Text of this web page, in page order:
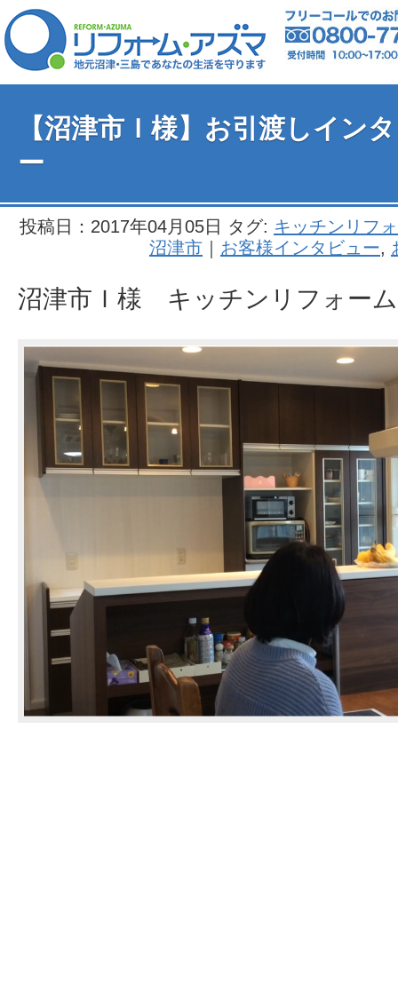
【沼津市Ｉ様】お引渡しイン
ー
投稿日：2017年04月05日 タグ: キッチンリフ
沼津市
お客様インタビュー,
沼津市Ｉ様 キッチンリフォーム